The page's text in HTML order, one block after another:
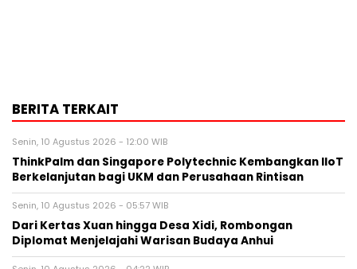
BERITA TERKAIT
Senin, 10 Agustus 2026 - 12:00 WIB
ThinkPalm dan Singapore Polytechnic Kembangkan IIoT
Berkelanjutan bagi UKM dan Perusahaan Rintisan
Senin, 10 Agustus 2026 - 05:57 WIB
Dari Kertas Xuan hingga Desa Xidi, Rombongan
Diplomat Menjelajahi Warisan Budaya Anhui